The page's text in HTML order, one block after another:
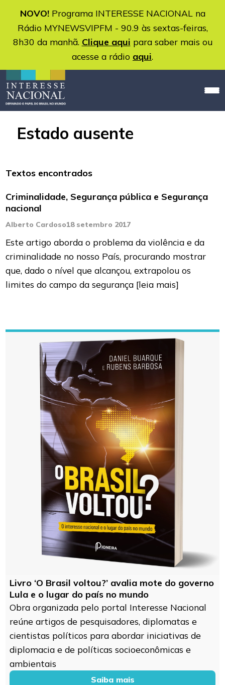
NOVO!Programa INTERESSE NACIONAL na
Rádio MYNEWSVIPFM - 90.9 às sextas-feiras,
8h30 da manhã. Clique aqui para saber mais ou
acesse a rádio aqui.
Estado ausente
Textos encontrados
Criminalidade, Segurança pública e Segurança
nacional
Alberto Cardoso18 setembro 2017
Este artigo aborda o problema da violência e da
criminalidade no nosso País, procurando mostrar
que, dado o nível que alcançou, extrapolou os
limites do campo da segurança [leia mais]
Livro ‘O Brasil voltou?’ avalia mote do governo
Lula e o lugar do país no mundo
Obra organizada pelo portal Interesse Nacional
reúne artigos de pesquisadores, diplomatas e
cientistas políticos para abordar iniciativas de
diplomacia e de políticas socioeconômicas e
ambientais
Saiba mais